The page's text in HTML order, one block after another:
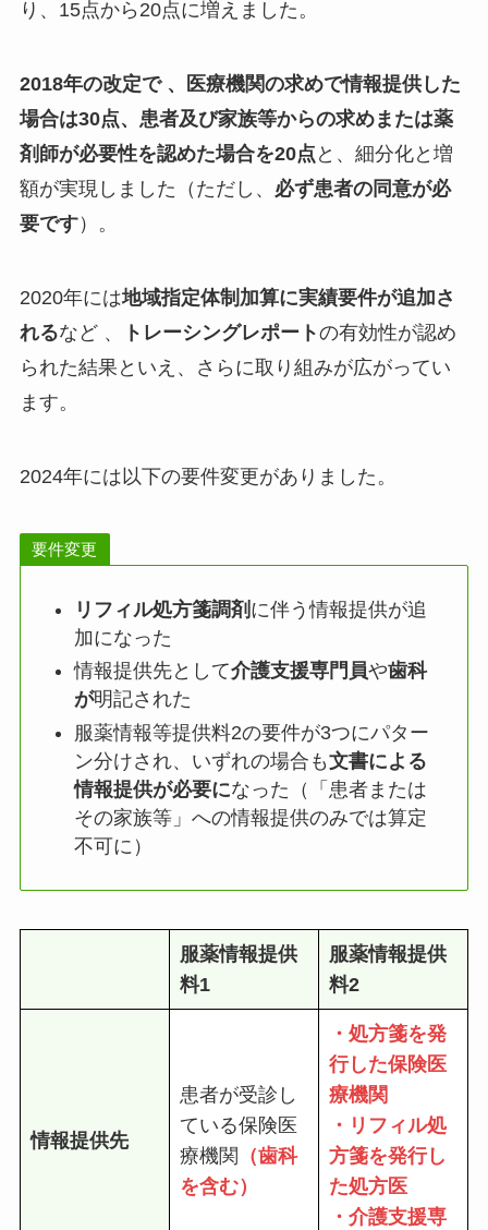
り、15点から20点に増えました。
2018年の改定で 、医療機関の求めで情報提供した
場合は30点、患者及び家族等からの求めまたは薬
剤師が必要性を認めた場合を20点 と、細分化と増
額が実現しました（ただし、 必ず患者の同意が必
要です）。
2020年には地域指定体制加算に実績要件が追加さ
れるなど 、 トレーシングレポートの有効性が認め
られた結果といえ、さらに取り組みが広がってい
ます。
2024年には以下の要件変更がありました。
要件変更
リフィル処方箋調剤 に伴う情報提供が追
加になった
情報提供先として介護支援専門員や歯科
が明記された
服薬情報等提供料2の要件が3つにパター
ン分けされ、いずれの場合も文書による
情報提供が必要になった（「患者または
その家族等」への情報提供のみでは算定
不可に）
服薬情報提供
料1
服薬情報提供
料2
情報提供先
患者が受診し
ている保険医
療機関 （歯科
を含む）
・ 処方箋を発
行した保険医
療機関
・リフィル処
方箋を発行し
た処方医
・介護支援専